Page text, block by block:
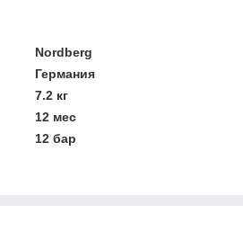
Nordberg
Германия
7.2 кг
12 мес
12 бар